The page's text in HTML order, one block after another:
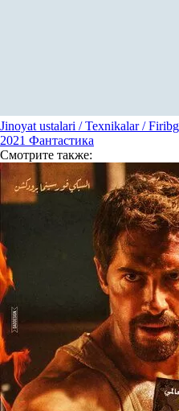
Jinoyat ustalari / Texnikalar /
2021 Фантастика
Смотрите также: